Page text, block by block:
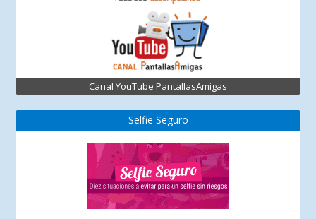
Canal YouTube PantallasAmigas
Selfie Seguro